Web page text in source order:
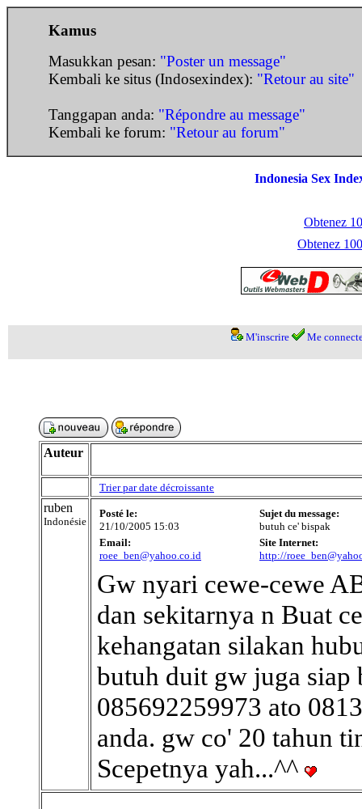
Kamus
Masukkan pesan: "Poster un message"
Kembali ke situs (Indosexindex): "Retour au site"
Tanggapan anda: "Répondre au message"
Kembali ke forum: "Retour au forum"
Indonesia Sex
Obtenez
Obtenez
M'inscrire Me
Auteur
Trier par date décroissante
ruben
Indonésie
Posté le:
21/10/2005 15:03
Sujet du message:
butuh ce' bispak
Email:
roee_ben@yahoo.co.id
Site Internet:
http://
Gw nyari cewe-cewe
dan sekitarnya n Buat
kehangatan silakan
butuh duit gw juga siap
085692259973 ato
anda. gw co' 20 tahun
Scepetnya yah...^^